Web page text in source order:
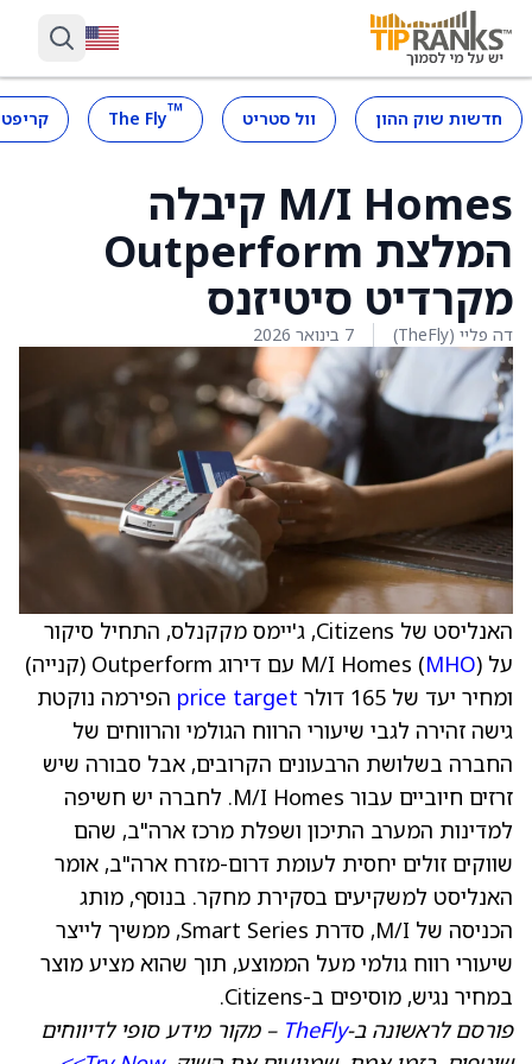
חדשות שוק ההון וול סטריט ™
The Fly
M/I Homes קיבלה
המלצת Outperform
מקרדיט סיטיזנס
דה פליי (TheFly) 7 בינואר 2026
האנליסט של Citizens, ג'יימס מקקנלס, התחיל סיקור
על M/I Homes ( MHO
) עם דירוג Outperform (קנייה)
ומחיר יעד של 165 דולר
price target הפירמה נוקטת
גישה זהירה לגבי שיעורי הרווח הגולמי והרווחים של
החברה בשלושת הרבעונים הקרובים, אבל סבורה שיש
זרזים חיוביים עבור M/I Homes. לחברה יש חשיפה
למדינות המערב התיכון ושפלת מרכז ארה"ב, שהם
שווקים זולים יחסית לעומת דרום-מזרח ארה"ב, אומר
האנליסט למשקיעים בסקירת מחקר. בנוסף, מותג
הכניסה של M/I, סדרת Smart Series, ממשיך לייצר
שיעורי רווח גולמי מעל הממוצע, תוך שהוא מציע מוצר
במחיר נגיש, מוסיפים ב-Citizens.
פורסם לראשונה ב-TheFly – מקור מידע סופי לדיווחים